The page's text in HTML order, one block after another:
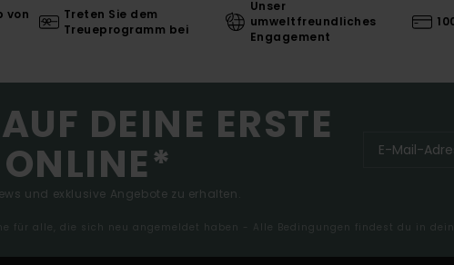
von
Treten Sie dem
Treueprogramm bei
Unser
umweltfreundliches
Engagement
DEINE ERSTE
ONLINE*
und exklusive Angebote zu erhalten.
für alle, die sich neu angemeldet haben - Alle Bedingungen findest du in